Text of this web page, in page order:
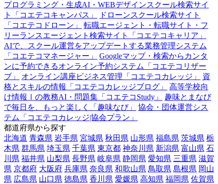
プログラミング・生成AI・WEBデザインスクール検索サイ
ト「コエテコキャンパス」
ドローンスクール検索サイト
「コエテコドローン」
転職エージェント・転職サイト・フ
リーランスエージェント検索サイト「コエテコキャリア」
AIで、スクール運営をアップデートする業務管理システム
「コエテコマネージャー」
Googleマップ・検索からカンタ
ンに予約できるオンライン予約システム「コエテコリザー
ブ」
オンライン講座ビジネス管理「コエテコカレッジ」
資
格とスキルの情報「コエテコカレッジブログ」
高等学校向
け情報Ⅰの教務AI・問題集「コエテコStudy」
趣味とまなび
で毎日を、もっと楽しく「趣味なび」
協会・団体運営シス
テム「コエテコカレッジ|協会プラン」
都道府県から探す
北海道 青森県 岩手県 宮城県 秋田県 山形県 福島県 茨城県 栃
木県 群馬県 埼玉県 千葉県 東京都 神奈川県 新潟県 富山県 石
川県 福井県 山梨県 長野県 岐阜県 静岡県 愛知県 三重県 滋賀
県 京都府 大阪府 兵庫県 奈良県 和歌山県 鳥取県 島根県 岡山
県 広島県 山口県 徳島県 香川県 愛媛県 高知県 福岡県 佐賀県